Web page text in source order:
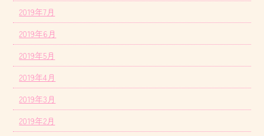
2019年7月
2019年6月
2019年5月
2019年4月
2019年3月
2019年2月